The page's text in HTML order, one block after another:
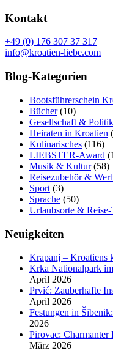
Kontakt
+49 (0) 176 307 37 317
info@kroatien-liebe.com
Blog-Kategorien
Bootsführerschein
Bücher(10)
Gesellschaft & Politik
Heiraten in Kroatien
Kulinarisches (116)
LIEBSTER-Award
Musik & Kultur(58)
Reisezubehör &
Sport (3)
Sprache (50)
Urlaubsorte &
Neuigkeiten
Krapanj – Kroatiens
Krka Nationalpark
April 2026
Prvić: Zauberhafte
April 2026
Festungen in
2026
Pirovac:
März 2026